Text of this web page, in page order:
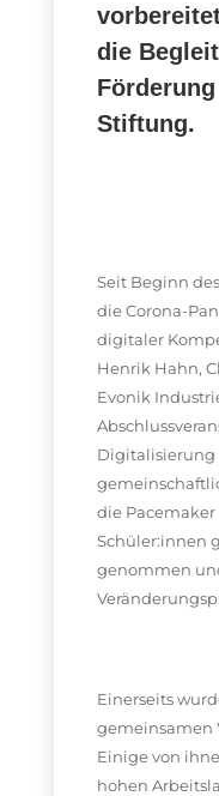
die
Stiftung.
Seit Beginn
die Corona-
digitaler
Henrik Hahn,
Evonik
Digitalisierung
die
Schüler:innen
genommen
Einerseits
gemeinsamen
Einige von
hohen